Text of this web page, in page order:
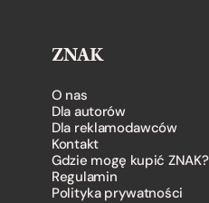
ZNAK
O nas
Dla autorów
Dla reklamodawców
Kontakt
Gdzie mogę kupić ZNAK?
Regulamin
Polityka prywatności